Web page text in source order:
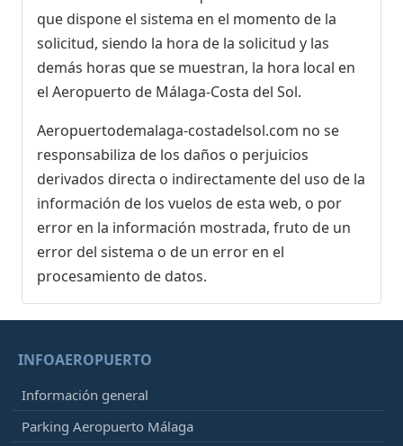
que dispone el sistema en el momento de la
solicitud, siendo la hora de la solicitud y las
demás horas que se muestran, la hora local en
el Aeropuerto de Málaga-Costa del Sol.
Aeropuertodemalaga-costadelsol.com no se
responsabiliza de los daños o perjuicios
derivados directa o indirectamente del uso de la
información de los vuelos de esta web, o por
error en la información mostrada, fruto de un
error del sistema o de un error en el
procesamiento de datos.
INFOAEROPUERTO
Información general
Parking Aeropuerto Málaga